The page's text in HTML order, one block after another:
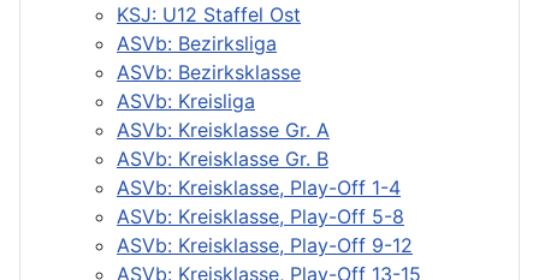
KSJ: U12 Staffel Ost
ASVb: Bezirksliga
ASVb: Bezirksklasse
ASVb: Kreisliga
ASVb: Kreisklasse Gr. A
ASVb: Kreisklasse Gr. B
ASVb: Kreisklasse, Play-Off 1-4
ASVb: Kreisklasse, Play-Off 5-8
ASVb: Kreisklasse, Play-Off 9-12
ASVb: Kreisklasse, Play-Off 13-15